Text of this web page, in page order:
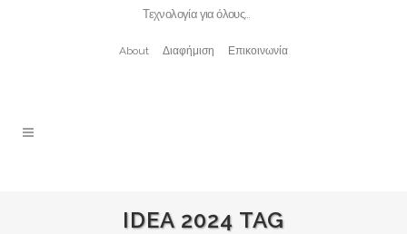
Τεχνολογία για όλους…
About Διαφήμιση Επικοινωνία
IDEA 2024 TAG